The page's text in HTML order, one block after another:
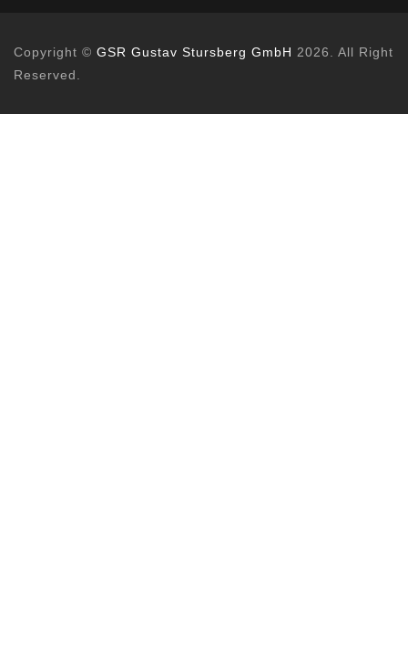
Copyright © GSR Gustav Stursberg GmbH 2026. All Right
Reserved.